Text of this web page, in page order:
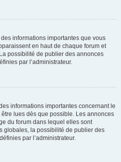
informations importantes que vous
en haut de chaque forum et
possibilité de publier des annonces
par l’administrateur.
informations importantes concernant le
lues dès que possible. Les annonces
du forum dans lequel elles sont
globales, la possibilité de publier des
par l’administrateur.